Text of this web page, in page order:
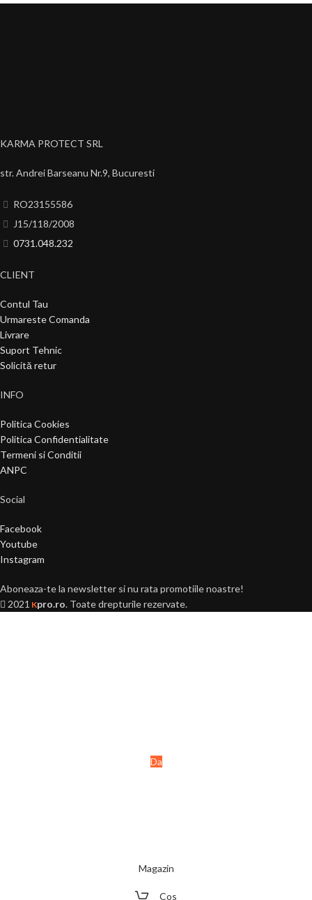
KARMA PROTECT SRL
str. Andrei Barseanu Nr.9, Bucuresti
RO23155586
J15/118/2008
0731.048.232
CLIENT
Contul Tau
Urmareste Comanda
Livrare
Suport Tehnic
Solicită retur
INFO
Politica Cookies
Politica Confidentialitate
Termeni si Conditii
ANPC
Social
Facebook
Youtube
Instagram
Aboneaza-te la newsletter si nu rata promotiile noastre!
2021 Kpro.ro. Toate drepturile rezervate.
Da
Magazin
Cos